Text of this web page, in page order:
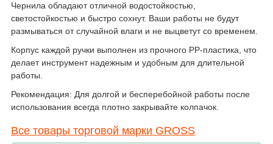
Чернила обладают отличной водостойкостью,
светостойкостью и быстро сохнут. Ваши работы не будут
размываться от случайной влаги и не выцветут со временем.
Корпус каждой ручки выполнен из прочного PP-пластика, что
делает инструмент надежным и удобным для длительной
работы.
Рекомендация: Для долгой и бесперебойной работы после
использования всегда плотно закрывайте колпачок.
Все товары торговой марки GROSS